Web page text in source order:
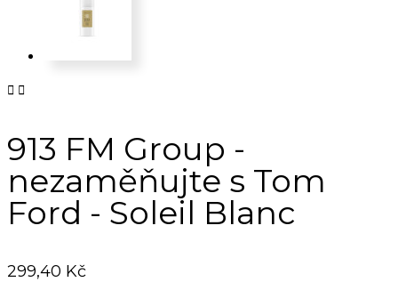
 
913 FM Group -
nezaměňujte s Tom
Ford - Soleil Blanc
299,40 Kč